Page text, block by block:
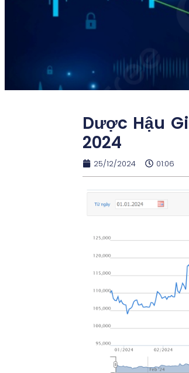
Dược Hậu
2024
25/12/2024 01:06